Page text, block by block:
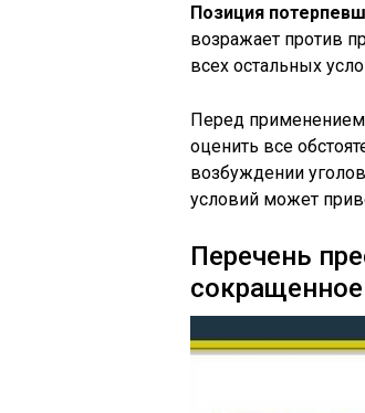
Позиция
возражает против
всех остальных
Перед
оценить все
возбуждении
условий может
Перечень